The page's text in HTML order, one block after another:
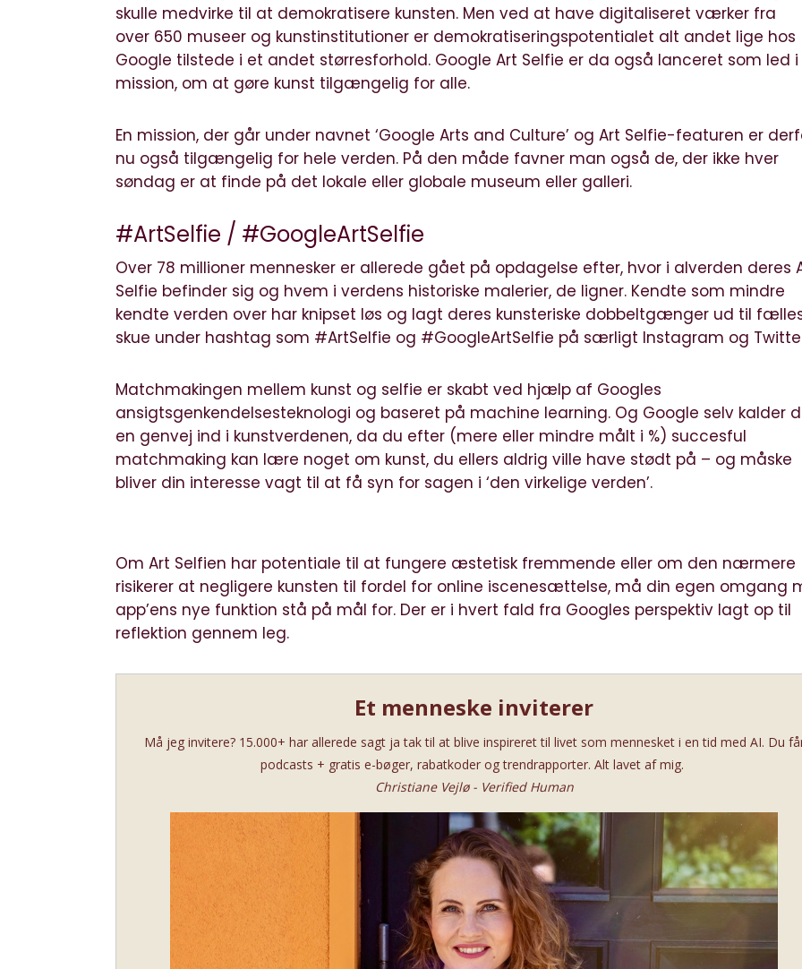
skulle medvirke til at demokratisere kunsten. Men ved at have digitaliseret værker fra
over 650 museer og kunstinstitutioner er demokratiseringspotentialet alt andet lige hos
Google tilstede i et andet størresforhold. Google Art Selfie er da også lanceret som led
mission, om at gøre kunst tilgængelig for alle.
En mission, der går under navnet ‘Google Arts and Culture’ og Art Selfie-featuren er
nu også tilgængelig for hele verden. På den måde favner man også de, der ikke hver
søndag er at finde på det lokale eller globale museum eller galleri.
#ArtSelfie / #GoogleArtSelfie
Over 78 millioner mennesker er allerede gået på opdagelse efter, hvor i alverden deres
Selfie befinder sig og hvem i verdens historiske malerier, de ligner. Kendte som mindre
kendte verden over har knipset løs og lagt deres kunsteriske dobbeltgænger ud til
skue under hashtag som #ArtSelfie og #GoogleArtSelfie på særligt Instagram og
Matchmakingen mellem kunst og selfie er skabt ved hjælp af Googles
ansigtsgenkendelsesteknologi og baseret på machine learning. Og Google selv kalder
en genvej ind i kunstverdenen, da du efter (mere eller mindre målt i %) succesful
matchmaking kan lære noget om kunst, du ellers aldrig ville have stødt på – og måske
bliver din interesse vagt til at få syn for sagen i ‘den virkelige verden’.
Om Art Selfien har potentiale til at fungere æstetisk fremmende eller om den nærmere
risikerer at negligere kunsten til fordel for online iscenesættelse, må din egen omgang
app’ens nye funktion stå på mål for. Der er i hvert fald fra Googles perspektiv lagt op til
reflektion gennem leg.